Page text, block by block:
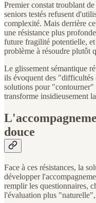
Premier constat troublant
seniors testés refusent
complexité. Mais derrière
une résistance plus
future fragilité potentielle,
problème à résoudre plutôt
Le glissement sémantique
ils évoquent des "difficultés
solutions pour "contourner"
transforme insidieusement
douce
Face à ces résistances, la
développer
remplir les questionnaires,
l'évaluation plus